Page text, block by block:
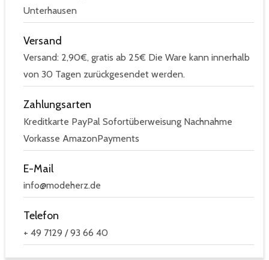
Unterhausen
Versand
Versand: 2,90€, gratis ab 25€ Die Ware kann innerhalb
von 30 Tagen zurückgesendet werden.
Zahlungsarten
Kreditkarte PayPal Sofortüberweisung Nachnahme
Vorkasse AmazonPayments
E-Mail
info@modeherz.de
Telefon
+ 49 7129 / 93 66 40